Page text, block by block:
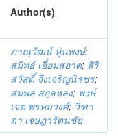
Author(s)
ภาณุวัฒน์ หุ่นพงษ์;
สมิทธ์ เอี่ยมสอาด; สิริ
สวัสดิ์ จึงเจริญนิรชร;
สมพล สกุลหลง; พงษ์
เจต พรหมวงศ์; วิฑา
ดา เจษฎารัตนชัย